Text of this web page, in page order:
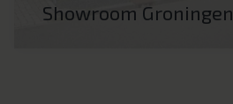
Showroom Groningen